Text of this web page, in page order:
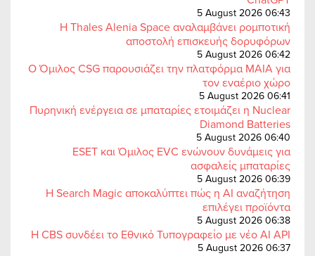
5 August 2026 06:43
Η Thales Alenia Space αναλαμβάνει ρομποτική
αποστολή επισκευής δορυφόρων
5 August 2026 06:42
Ο Όμιλος CSG παρουσιάζει την πλατφόρμα MAIA για
τον εναέριο χώρο
5 August 2026 06:41
Πυρηνική ενέργεια σε μπαταρίες ετοιμάζει η Nuclear
Diamond Batteries
5 August 2026 06:40
ESET και Όμιλος EVC ενώνουν δυνάμεις για
ασφαλείς μπαταρίες
5 August 2026 06:39
Η Search Magic αποκαλύπτει πώς η AI αναζήτηση
επιλέγει προϊόντα
5 August 2026 06:38
Η CBS συνδέει το Εθνικό Τυπογραφείο με νέο AI API
5 August 2026 06:37